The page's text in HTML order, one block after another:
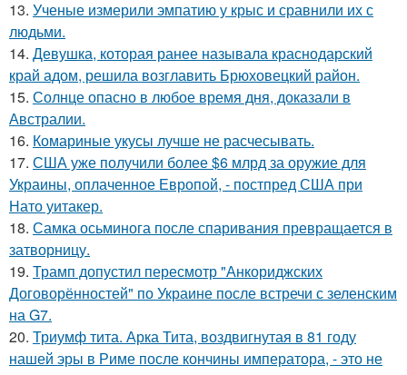
13. Ученые измерили эмпатию у крыс и сравнили их с
людьми.
14. Девушка, которая ранее называла краснодарский
край адом, решила возглавить Брюховецкий район.
15. Солнце опасно в любое время дня, доказали в
Австралии.
16. Комариные укусы лучше не расчесывать.
17. США уже получили более $6 млрд за оружие для
Украины, оплаченное Европой, - постпред США при
Нато уитакер.
18. Самка осьминога после спаривания превращается в
затворницу.
19. Трамп допустил пересмотр "Анкориджских
Договорённостей" по Украине после встречи с зеленским
на G7.
20. Триумф тита. Арка Тита, воздвигнутая в 81 году
нашей эры в Риме после кончины императора, - это не